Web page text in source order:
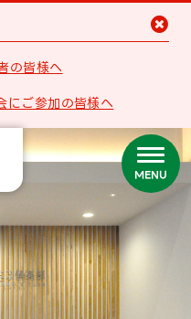
の皆様へ
にご参加の皆様へ

MENU